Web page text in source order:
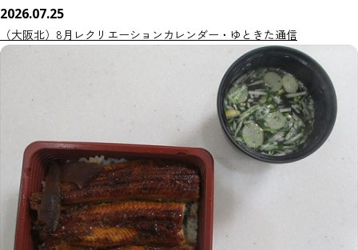
2026.07.25
（大阪北）8月レクリエーションカレンダー・ゆときた通信